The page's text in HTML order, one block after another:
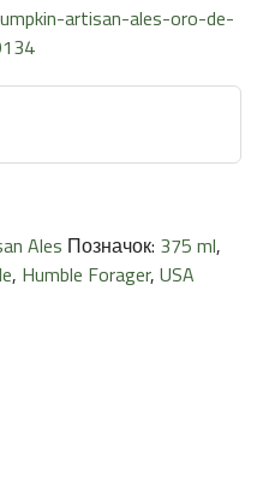
artisan-ales-oro-de-
Ales Позначок: 375 ml,
, Humble Forager, USA